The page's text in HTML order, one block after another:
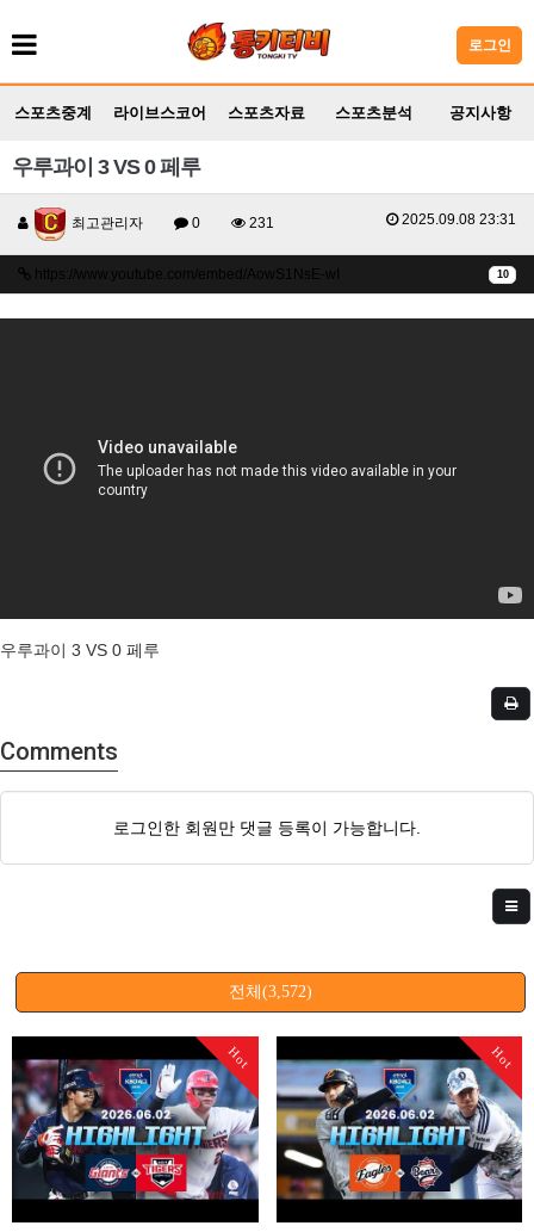
로그인
스포츠중계 라이브스코어 스포츠자료 스포츠분석 공지사항
우루과이 3 VS 0 페루
최고관리자 0 231 2025.09.08 23:31
10
https://www.youtube.com/embed/AowS1NsE-wI
우루과이 3 VS 0 페루
Comments
로그인한 회원만 댓글 등록이 가능합니다.
전체(3,572)
Hot Hot